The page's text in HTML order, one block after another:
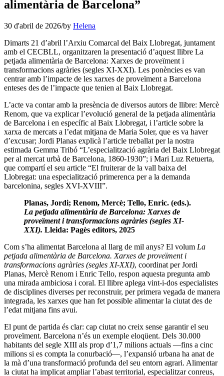
alimentària de Barcelona”
30 d'abril de 2026/by Helena
Dimarts 21 d’abril l’Arxiu Comarcal del Baix Llobregat, juntament
amb el CECBLL, organitzaren la presentació d’aquest llibre La
petjada alimentària de Barcelona: Xarxes de proveïment i
transformacions agràries (segles XI-XXI). Les ponències es van
centrar amb l’impacte de les xarxes de proveïment a Barcelona
enteses des de l’impacte que tenien al Baix Llobregat.
L’acte va contar amb la presència de diversos autors de llibre: Mercè
Renom, que va explicar l’evolució general de la petjada alimentària
de Barcelona i en específic al Baix Llobregat, i l’article sobre la
xarxa de mercats a l’edat mitjana de Maria Soler, que es va haver
d’excusar; Jordi Planas explicà l’article treballat per la nostra
estimada Gemma Tribó “L’especialització agrària del Baix Llobregat
per al mercat urbà de Barcelona, 1860-1930”; i Mari Luz Retuerta,
que compartí el seu article “El fruiterar de la vall baixa del
Llobregat: una especialització primerenca per a la demanda
barcelonina, segles XVI-XVIII”.
Planas, Jordi; Renom, Mercè; Tello, Enric. (eds.).
La petjada alimentària de Barcelona: Xarxes de
proveïment i transformacions agràries (segles XI-
XXI). Lleida: Pagès editors, 2025
Com s’ha alimentat Barcelona al llarg de mil anys? El volum La
petjada alimentària de Barcelona. Xarxes de proveïment i
transformacions agràries (segles XI-XXI), coordinat per Jordi
Planas, Mercè Renom i Enric Tello, respon aquesta pregunta amb
una mirada ambiciosa i coral. El llibre aplega vint-i-dos especialistes
de disciplines diverses per reconstruir, per primera vegada de manera
integrada, les xarxes que han fet possible alimentar la ciutat des de
l’edat mitjana fins avui.
El punt de partida és clar: cap ciutat no creix sense garantir el seu
proveïment. Barcelona n’és un exemple eloqüent. Dels 30.000
habitants del segle XIII als prop d’1,7 milions actuals —fins a cinc
milions si es compta la conurbació—, l’expansió urbana ha anat de
la mà d’una transformació profunda del seu entorn agrari. Alimentar
la ciutat ha implicat ampliar l’abast territorial, especialitzar conreus,